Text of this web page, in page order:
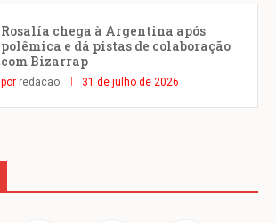
Rosalía chega à Argentina após
polêmica e dá pistas de colaboração
com Bizarrap
por redacao 31 de julho de 2026